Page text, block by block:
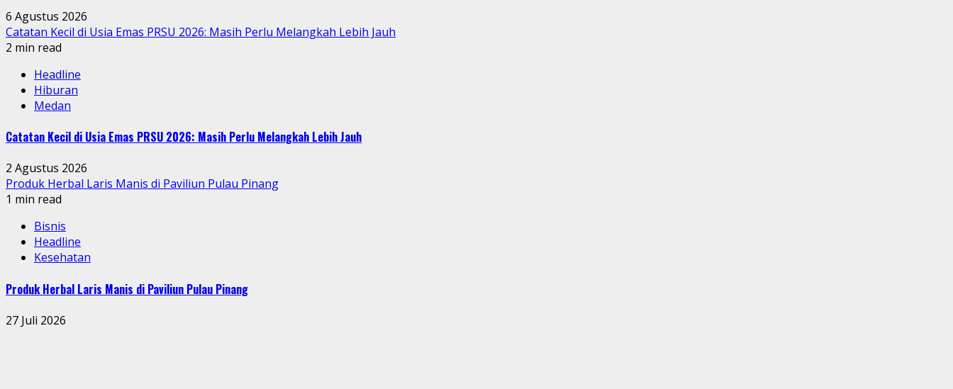
6 Agustus 2026
Catatan Kecil di Usia Emas PRSU 2026: Masih Perlu Melangkah Lebih Jauh
2 min read
Headline
Hiburan
Medan
Catatan Kecil di Usia Emas PRSU 2026: Masih Perlu Melangkah Lebih Jauh
2 Agustus 2026
Produk Herbal Laris Manis di Paviliun Pulau Pinang
1 min read
Bisnis
Headline
Kesehatan
Produk Herbal Laris Manis di Paviliun Pulau Pinang
27 Juli 2026